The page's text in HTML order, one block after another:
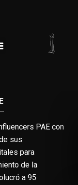
PAE con
sus
para
de la
a 95